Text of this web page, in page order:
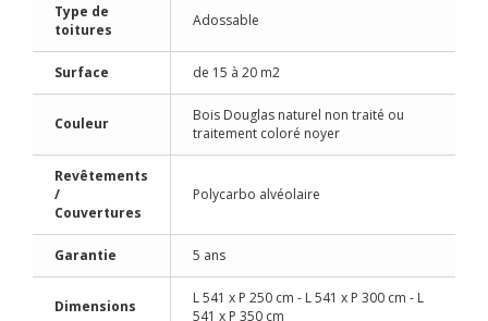
Type de
toitures
Adossable
Surface de 15 à 20 m2
Couleur
Bois Douglas naturel non traité ou
traitement coloré noyer
Revêtements
/
Couvertures
Polycarbo alvéolaire
Garantie 5 ans
Dimensions
L 541 x P 250 cm - L 541 x P 300 cm - L
541 x P 350 cm